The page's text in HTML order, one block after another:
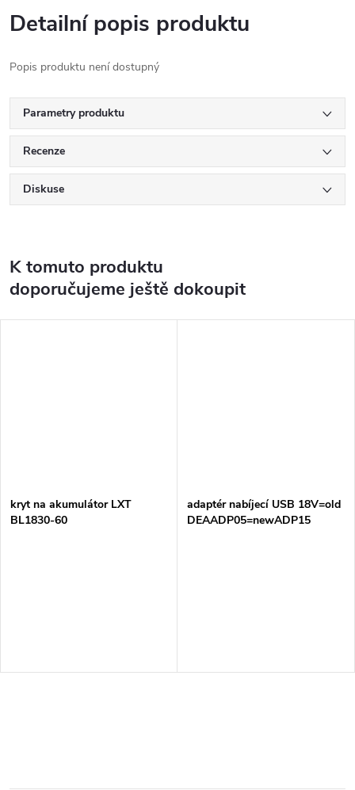
Detailní popis produktu
Popis produktu není dostupný
Parametry produktu
Recenze
Diskuse
K tomuto produktu
doporučujeme ještě dokoupit
kryt na akumulátor LXT
BL1830-60
adaptér nabíjecí USB 18V=old
DEAADP05=newADP15